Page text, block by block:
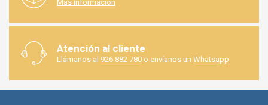
gama de grapas, clavos y consumibles profesionales de
servicio orientado a cubrir las necesidades de carpinterías,
fabricantes de muebles, empresas de embalaje e industrias de
transformación de la madera.
Código
Más información
Atención al cliente
Llámanos al 926 882 780 o envíanos un Whatsapp